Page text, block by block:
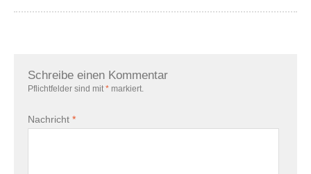
Schreibe einen Kommentar
Pflichtfelder sind mit * markiert.
Nachricht *